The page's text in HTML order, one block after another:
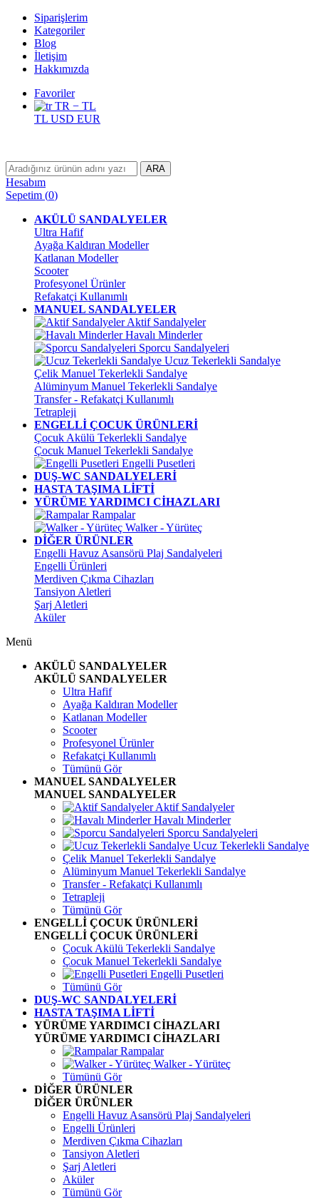
Siparişlerim
Kategoriler
Blog
İletişim
Hakkımızda
Favoriler
TR − TL
TL USD EUR
ARA
Hesabım
Sepetim (0)
AKÜLÜ SANDALYELER
Ultra Hafif
Ayağa Kaldıran Modeller
Katlanan Modeller
Scooter
Profesyonel Ürünler
Refakatçi Kullanımlı
MANUEL SANDALYELER
Aktif Sandalyeler
Havalı Minderler
Sporcu Sandalyeleri
Ucuz Tekerlekli Sandalye
Çelik Manuel Tekerlekli Sandalye
Alüminyum Manuel Tekerlekli Sandalye
Transfer - Refakatçi Kullanımlı
Tetrapleji
ENGELLİ ÇOCUK ÜRÜNLERİ
Çocuk Akülü Tekerlekli Sandalye
Çocuk Manuel Tekerlekli Sandalye
Engelli Pusetleri
DUŞ-WC SANDALYELERİ
HASTA TAŞIMA LİFTİ
YÜRÜME YARDIMCI CİHAZLARI
Rampalar
Walker - Yürüteç
DİĞER ÜRÜNLER
Engelli Havuz Asansörü Plaj Sandalyeleri
Engelli Ürünleri
Merdiven Çıkma Cihazları
Tansiyon Aletleri
Şarj Aletleri
Aküler
Menü
AKÜLÜ SANDALYELER
AKÜLÜ SANDALYELER
Ultra Hafif
Ayağa Kaldıran Modeller
Katlanan Modeller
Scooter
Profesyonel Ürünler
Refakatçi Kullanımlı
Tümünü Gör
MANUEL SANDALYELER
MANUEL SANDALYELER
Aktif Sandalyeler
Havalı Minderler
Sporcu Sandalyeleri
Ucuz Tekerlekli Sandalye
Çelik Manuel Tekerlekli Sandalye
Alüminyum Manuel Tekerlekli Sandalye
Transfer - Refakatçi Kullanımlı
Tetrapleji
Tümünü Gör
ENGELLİ ÇOCUK ÜRÜNLERİ
ENGELLİ ÇOCUK ÜRÜNLERİ
Çocuk Akülü Tekerlekli Sandalye
Çocuk Manuel Tekerlekli Sandalye
Engelli Pusetleri
Tümünü Gör
DUŞ-WC SANDALYELERİ
HASTA TAŞIMA LİFTİ
YÜRÜME YARDIMCI CİHAZLARI
YÜRÜME YARDIMCI CİHAZLARI
Rampalar
Walker - Yürüteç
Tümünü Gör
DİĞER ÜRÜNLER
DİĞER ÜRÜNLER
Engelli Havuz Asansörü Plaj Sandalyeleri
Engelli Ürünleri
Merdiven Çıkma Cihazları
Tansiyon Aletleri
Şarj Aletleri
Aküler
Tümünü Gör